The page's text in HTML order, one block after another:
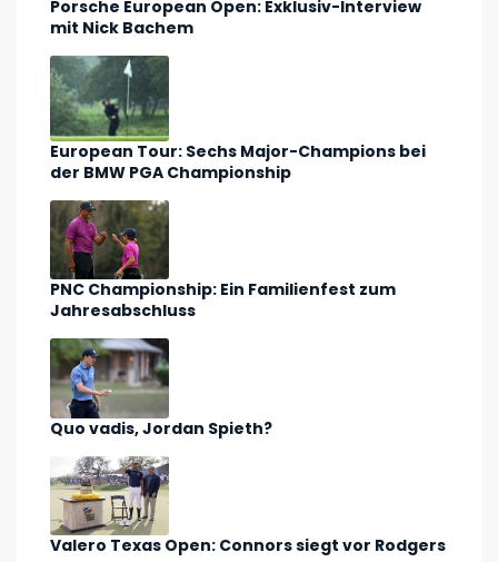
Porsche European Open: Exklusiv-Interview
mit Nick Bachem
European Tour: Sechs Major-Champions bei
der BMW PGA Championship
PNC Championship: Ein Familienfest zum
Jahresabschluss
Quo vadis, Jordan Spieth?
Valero Texas Open: Connors siegt vor Rodgers